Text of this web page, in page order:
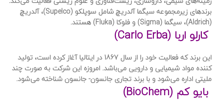
برندهای زیرمجموعه سیگما آلدریچ شامل سوپلکو (Supelco)، آلدریچ
(Aldrich)، سیگما (Sigma) و فلوکا (Fluka) هستند.
کارلو اربا (Carlo Erba)
این برند که فعالیت خود را از سال 1867 در ایتالیا آغاز کرده است، تولید
کننده مواد شیمیایی و دارویی می‌باشد. امروزه این شرکت به صورت چند
ملیتی اداره می‌شود و با برند تجاری جانسون- جانسون شناخته می‌شود.
بایو کم (BioChem)